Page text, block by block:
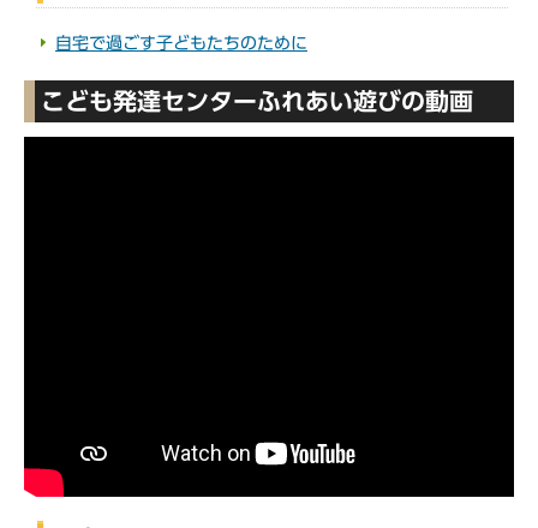
自宅で過ごす子どもたちのために
こども発達センターふれあい遊びの動画